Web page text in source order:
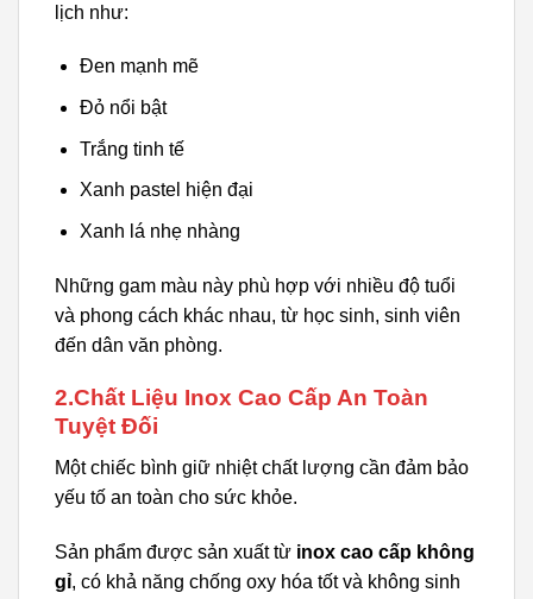
lịch như:
Đen mạnh mẽ
Đỏ nổi bật
Trắng tinh tế
Xanh pastel hiện đại
Xanh lá nhẹ nhàng
Những gam màu này phù hợp với nhiều độ tuổi
và phong cách khác nhau, từ học sinh, sinh viên
đến dân văn phòng.
2.Chất Liệu Inox Cao Cấp An Toàn
Tuyệt Đối
Một chiếc bình giữ nhiệt chất lượng cần đảm bảo
yếu tố an toàn cho sức khỏe.
Sản phẩm được sản xuất từ inox cao cấp không
gỉ, có khả năng chống oxy hóa tốt và không sinh